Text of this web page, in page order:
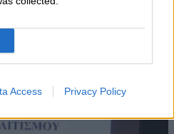
Access Privacy Policy